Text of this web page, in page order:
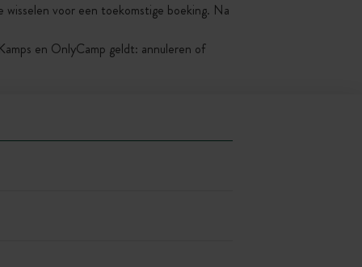
voor een toekomstige boeking. Na
en OnlyCamp geldt: annuleren of